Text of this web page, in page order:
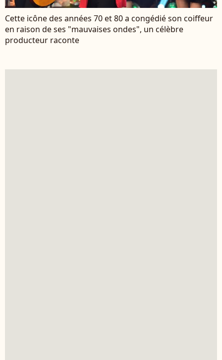
Cette icône des années 70 et 80 a congédié son coiffeur
en raison de ses "mauvaises ondes", un célèbre
producteur raconte